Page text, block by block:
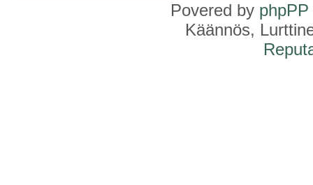
Povered by phpPP
Käännös,